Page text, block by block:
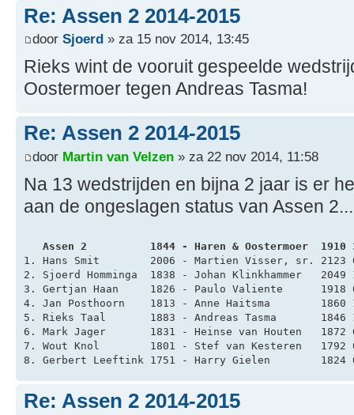
Re: Assen 2 2014-2015
door Sjoerd » za 15 nov 2014, 13:45
Rieks wint de vooruit gespeelde
Oostermoer tegen Andreas Tasma!
Re: Assen 2 2014-2015
door Martin van Velzen » za 22 nov 2014, 11:58
Na 13 wedstrijden en bijna 2 jaar is er
aan de ongeslagen status van Assen 2...
Assen 2          1844 - Haren & Oostermoer  1910
1. Hans Smit        2006 - Martien Visser, sr. 2123
2. Sjoerd Homminga  1838 - Johan Klinkhammer
3. Gertjan Haan     1826 - Paulo Valiente      1918
4. Jan Posthoorn    1813 - Anne Haitsma        1860
5. Rieks Taal       1883 - Andreas Tasma       1846
6. Mark Jager       1831 - Heinse van Houten   1872
7. Wout Knol        1801 - Stef van Kesteren   1792
8. Gerbert Leeftink 1751 - Harry Gielen        1824
Re: Assen 2 2014-2015